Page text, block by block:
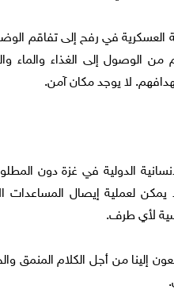
العسكرية في رفح إلى تفاقم
من الوصول إلى الغذاء والماء
لا يوجد مكان آمن.
الدولية في غزة دون
يمكن لعملية إيصال المساعدات
لأي طرف.
إلينا من أجل الكلام المنمق